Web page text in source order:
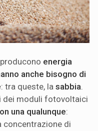
energia
anche bisogno di
: tra queste, la sabbia.
dei moduli fotovoltaici
una qualunque:
concentrazione di